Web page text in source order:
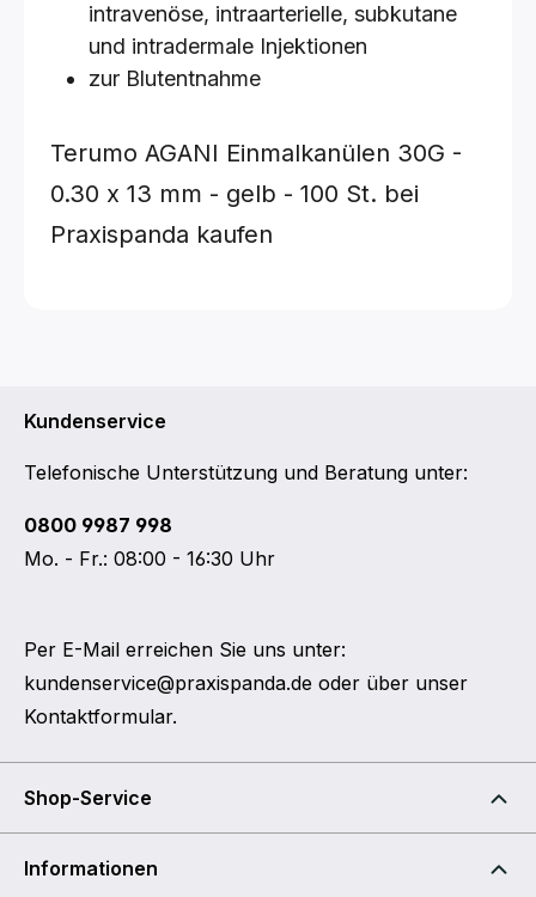
intravenöse, intraarterielle, subkutane
und intradermale Injektionen
zur Blutentnahme
Terumo AGANI Einmalkanülen 30G -
0.30 x 13 mm - gelb - 100 St. bei
Praxispanda kaufen
Kundenservice
Telefonische Unterstützung und Beratung unter:
0800 9987 998
Mo. - Fr.: 08:00 - 16:30 Uhr
Per E-Mail erreichen Sie uns unter:
kundenservice@praxispanda.de oder über unser
Kontaktformular.
Shop-Service
Informationen